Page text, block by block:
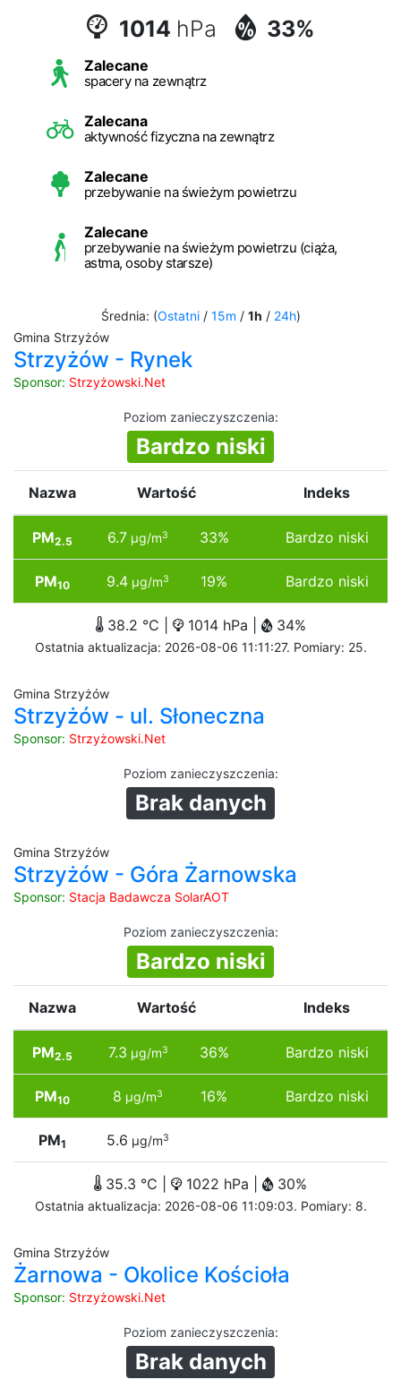
1014 hPa 33%
Zalecane
spacery na zewnątrz
Zalecana
aktywność fizyczna na zewnątrz
Zalecane
przebywanie na świeżym powietrzu
Zalecane
przebywanie na świeżym powietrzu (ciąża,
astma, osoby starsze)
Średnia: (Ostatni/ 15m / 1h / 24h)
Gmina Strzyżów
Strzyżów - Rynek
Sponsor: Strzyżowski.Net
Poziom zanieczyszczenia:
Bardzo niski
Nazwa Wartość Indeks
PM2.5 6.7 µg/m3 33% Bardzo niski
PM10 9.4 µg/m3 19% Bardzo niski
38.2 °C | 1014 hPa | 34%
Ostatnia aktualizacja: 2026-08-06 11:11:27. Pomiary: 25.
Gmina Strzyżów
Strzyżów - ul. Słoneczna
Sponsor: Strzyżowski.Net
Poziom zanieczyszczenia:
Brak danych
Gmina Strzyżów
Strzyżów - Góra Żarnowska
Sponsor: Stacja Badawcza SolarAOT
Poziom zanieczyszczenia:
Bardzo niski
Nazwa Wartość Indeks
PM2.5 7.3 µg/m3 36% Bardzo niski
PM10 8 µg/m3 16% Bardzo niski
PM1 5.6 µg/m3
35.3 °C | 1022 hPa | 30%
Ostatnia aktualizacja: 2026-08-06 11:09:03. Pomiary: 8.
Gmina Strzyżów
Żarnowa - Okolice Kościoła
Sponsor: Strzyżowski.Net
Poziom zanieczyszczenia:
Brak danych